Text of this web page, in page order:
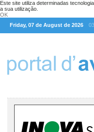
Este site utiliza determinadas
a sua utilização.
OK
Friday, 07 de August de 2026